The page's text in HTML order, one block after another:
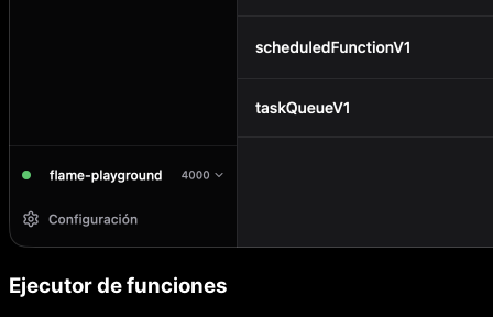
Ejecutor de funciones